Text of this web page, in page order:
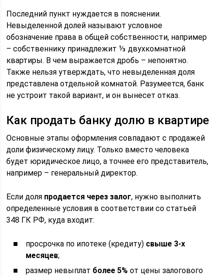
Последний пункт нуждается в пояснении.
Невыделенной долей называют условное
обозначение права в общей собственности, например
– собственнику принадлежит ⅓ двухкомнатной
квартиры. В чем выражается дробь – непонятно.
Также нельзя утверждать, что невыделенная доля
представлена отдельной комнатой. Разумеется, банк
не устроит такой вариант, и он вынесет отказ.
Как продать банку долю в квартире
Основные этапы оформления совпадают с продажей
доли физическому лицу. Только вместо человека
будет юридическое лицо, а точнее его представитель,
например – генеральный директор.
Если доля продается через залог, нужно выполнить
определенные условия в соответствии со статьей
348 ГК РФ, куда входит:
просрочка по ипотеке (кредиту) свыше 3-х
месяцев;
размер невыплат более 5% от цены залогового